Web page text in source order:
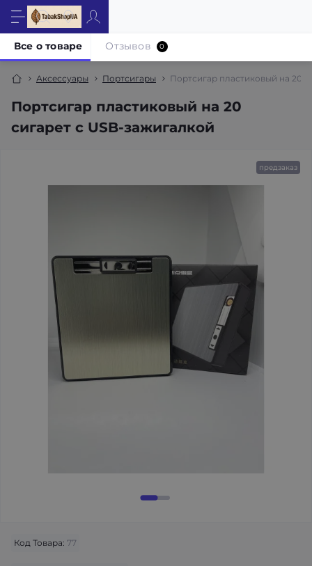
Аксессуары Портсигары Портсигар пластиковый на 20
Портсигар пластиковый на 20
сигарет с USB-зажигалкой
Все о товаре Отзывов 0
предзаказ
Код Товара: 77